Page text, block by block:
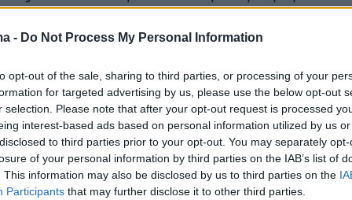
- Do Not Process My Personal Information
opt-out of the sale, sharing to third parties, or processing of your
for targeted advertising by us, please use the below opt-out
selection. Please note that after your opt-out request is processed
interest-based ads based on personal information utilized by us
to third parties prior to your opt-out. You may separately
of your personal information by third parties on the IAB’s list of
This information may also be disclosed by us to third parties on the
Participants that may further disclose it to other third parties.
η DailyMail, η Εύα Λονγκόρια φαίνεται να
που θα παραδοθούν στους πληγέντες της
άλλη φωτογραφία, φαίνεται να αγκαλιάζει
σε ένδειξη στήριξης.
comforts volunteers as she helps clean up
after donating $1million in relief